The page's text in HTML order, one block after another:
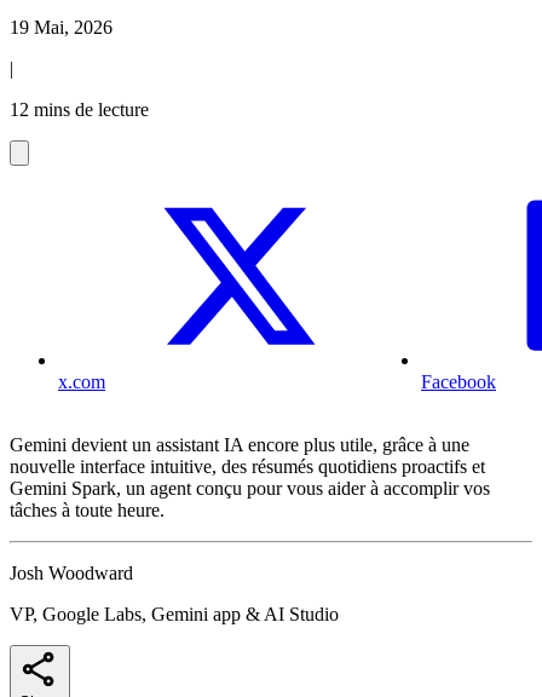
19 Mai, 2026
|
12 mins de lecture
x.com Facebook
Gemini devient un assistant IA encore plus utile, grâce à une
nouvelle interface intuitive, des résumés quotidiens proactifs et
Gemini Spark, un agent conçu pour vous aider à accomplir vos
tâches à toute heure.
Josh Woodward
VP, Google Labs, Gemini app & AI Studio